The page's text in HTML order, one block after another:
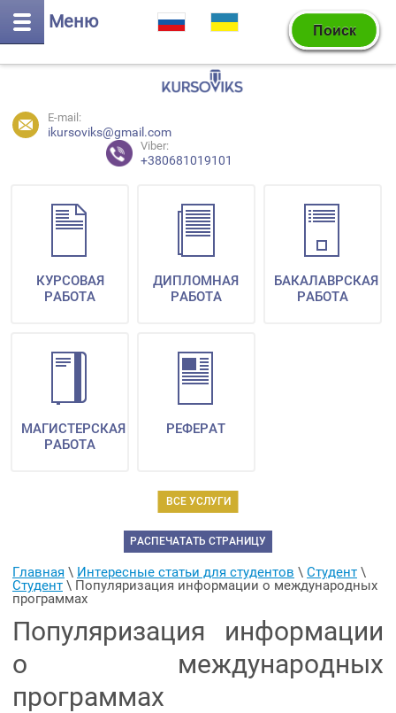
Меню
E-mail:
ikursoviks@gmail.com
Viber:
+380681019101
ВСЕ УСЛУГИ
КУРСОВАЯ
РАБОТА
ДИПЛОМНАЯ
РАБОТА
БАКАЛАВРСКАЯ
РАБОТА
МАГИСТЕРСКАЯ
РАБОТА
РЕФЕРАТ
РАСПЕЧАТАТЬ СТРАНИЦУ
Главная \ Интересные статьи для студентов \ Студент
Студент \ Популяризация информации о международных
программах
Популяризация информации
о международных
программах